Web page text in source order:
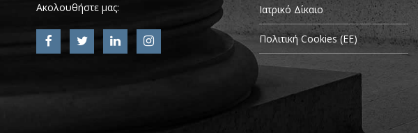
Ακολουθήστε μας: Ιατρικό Δίκαιο
Πολιτική Cookies (ΕΕ)